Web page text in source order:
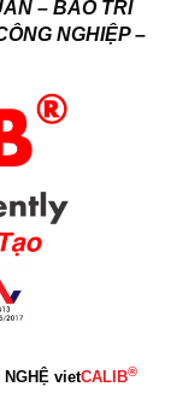
– BẢO TRÌ
NGHIỆP –
NGHỆ vietCALIB®